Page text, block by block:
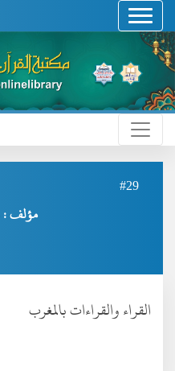
#29
مؤلف :
القراء والقراءات بالمغرب